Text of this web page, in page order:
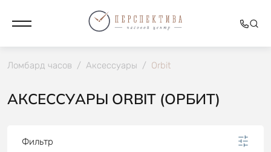
Ломбард часов / Аксессуары / Orbit
АКСЕССУАРЫ ORBIT (ОРБИТ)
Фильтр